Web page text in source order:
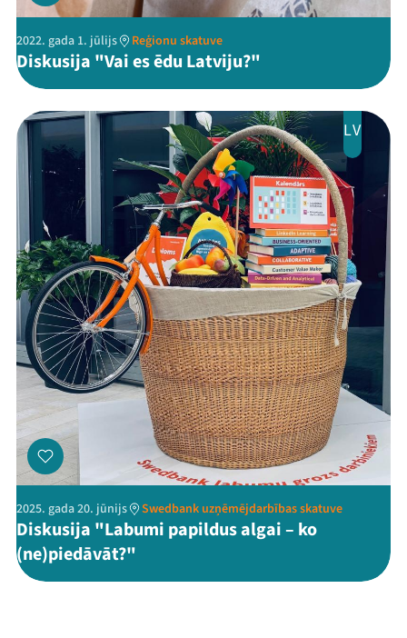
Kontakti
ThreadsFacebookYoutube
X Instagram
Flick TikTok
2022. gada 1. jūlijs Reģionu skatuve
Diskusija "Vai es ēdu Latviju?"
LV
2025. gada 20. jūnijs Swedbank uzņēmējdarbības skatuve
Diskusija "Labumi papildus algai – ko
(ne)piedāvāt?"